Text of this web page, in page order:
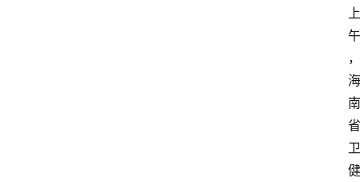
上
午
，
海
南
省
卫
健